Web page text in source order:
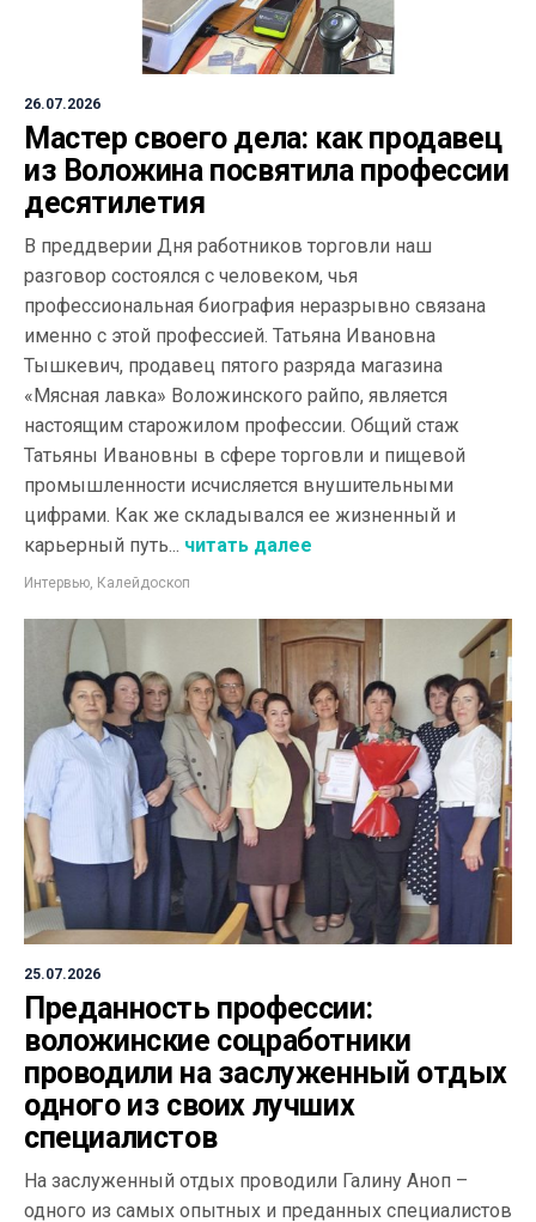
26.07.2026
Мастер своего дела: как продавец
из Воложина посвятила профессии
десятилетия
В преддверии Дня работников торговли наш
разговор состоялся с человеком, чья
профессиональная биография неразрывно связана
именно с этой профессией. Татьяна Ивановна
Тышкевич, продавец пятого разряда магазина
«Мясная лавка» Воложинского райпо, является
настоящим старожилом профессии. Общий стаж
Татьяны Ивановны в сфере торговли и пищевой
промышленности исчисляется внушительными
цифрами. Как же складывался ее жизненный и
карьерный путь... читать далее
Интервью, Калейдоскоп
25.07.2026
Преданность профессии:
воложинские соцработники
проводили на заслуженный отдых
одного из своих лучших
специалистов
На заслуженный отдых проводили Галину Аноп –
одного из самых опытных и преданных специалистов